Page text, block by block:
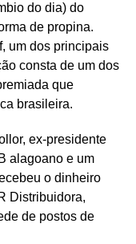
do dia) do
de propina.
um dos principais
consta de um dos
que
brasileira.
ex-presidente
alagoano e um
o dinheiro
Distribuidora,
de postos de